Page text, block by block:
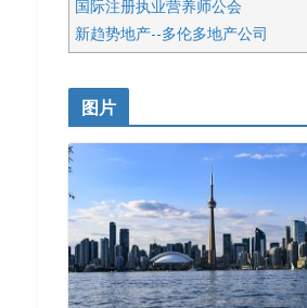
国际注册执业营养师公会
新趋势地产--多伦多地产公司
呱呱电器
开明车行KS CAR SALES & SERVICE
健健宝公司
皇后金融集团
正点印艺设计
图片